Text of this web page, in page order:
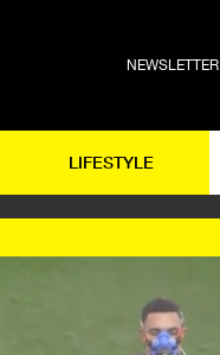
NEWSLETTER
LIFESTYLE